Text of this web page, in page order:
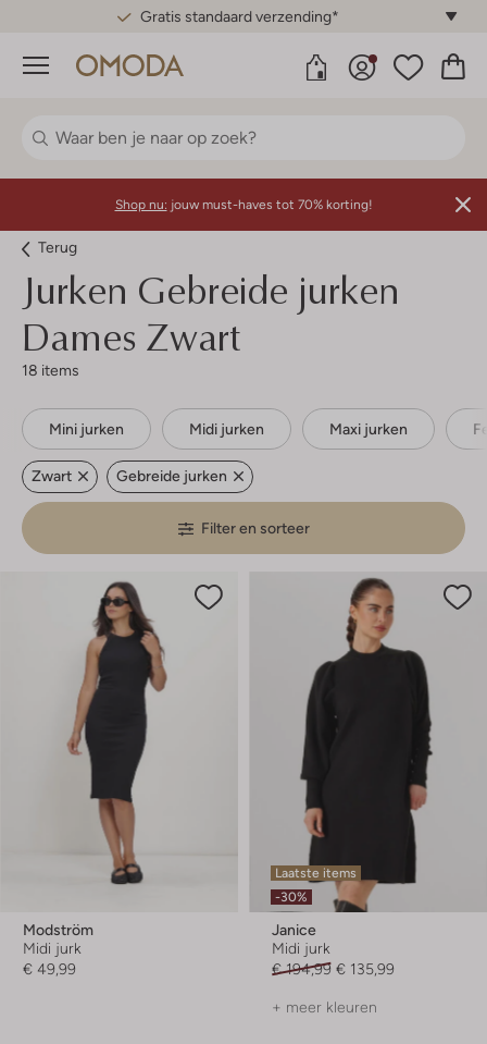
Gratis standaard verzending*
Menu
Shop nu: jouw must-haves tot 70% korting!
Terug
Jurken Gebreide jurken
Dames Zwart
18 items
Mini jurken Midi jurken Maxi jurken
Zwart Gebreide jurken
Filter en sorteer
Modström
Midi jurk
€ 49,99
Laatste items
-30%
Janice
Midi jurk
€ 194,99 € 135,99
+ meer kleuren